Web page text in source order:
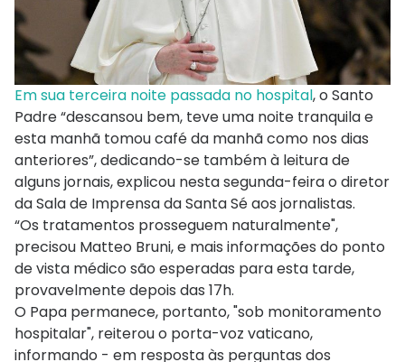
Em sua terceira noite passada no hospital, o Santo
Padre “descansou bem, teve uma noite tranquila e
esta manhã tomou café da manhã como nos dias
anteriores”, dedicando-se também à leitura de
alguns jornais, explicou nesta segunda-feira o diretor
da Sala de Imprensa da Santa Sé aos jornalistas.
“Os tratamentos prosseguem naturalmente",
precisou Matteo Bruni, e mais informações do ponto
de vista médico são esperadas para esta tarde,
provavelmente depois das 17h.
O Papa permanece, portanto, "sob monitoramento
hospitalar", reiterou o porta-voz vaticano,
informando - em resposta às perguntas dos